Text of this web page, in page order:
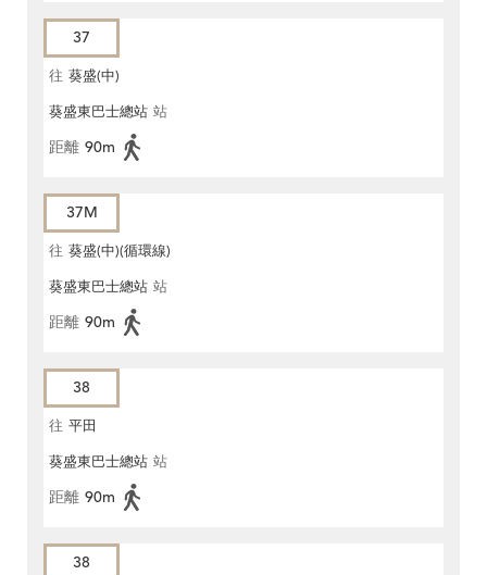
37
往 葵盛(中)
葵盛東巴士總站 站
距離 90m
37M
往 葵盛(中)(循環線)
葵盛東巴士總站 站
距離 90m
38
往 平田
葵盛東巴士總站 站
距離 90m
38